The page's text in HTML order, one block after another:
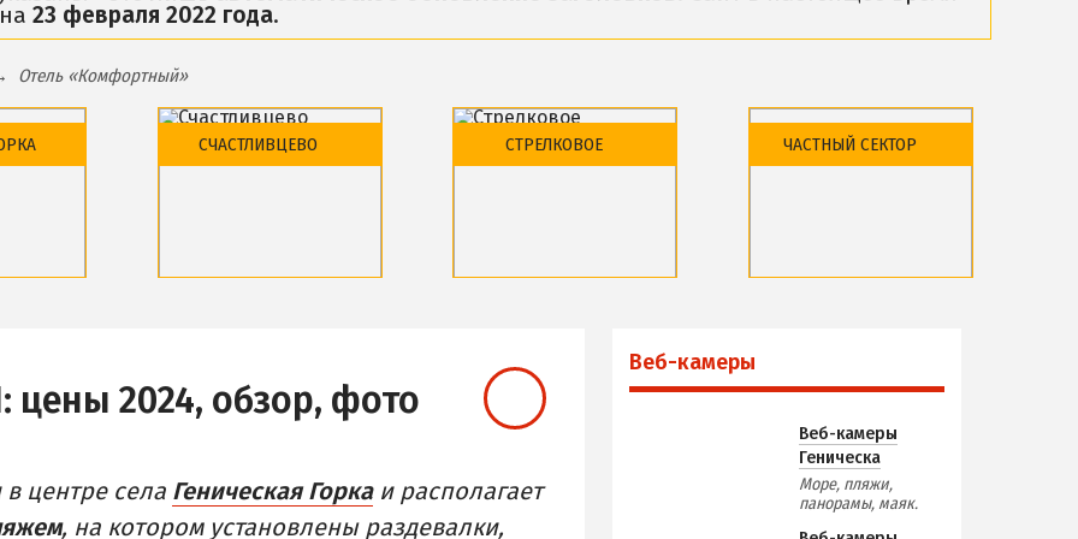
СЕКТОР
в частном секторе
Соленое озеро в Счастливцево
ДОСТОПРИМЕЧАТЕЛЬНОСТИ
Такси по косе
Из Новоалексеевки
Из Днепра
Из Полтавы
Из Сум
Из Киева
23 февраля 2022 года.
Отель «Комфортный»
СЧАСТЛИВЦЕВО СТРЕЛКОВОЕ ЧАСТНЫЙ СЕКТОР
цены 2024, обзор, фото
центре села Геническая Горкаи располагает
, на котором установлены раздевалки,
Веб-камеры
Веб-камеры
Геническа
Море, пляжи,
панорамы, маяк.